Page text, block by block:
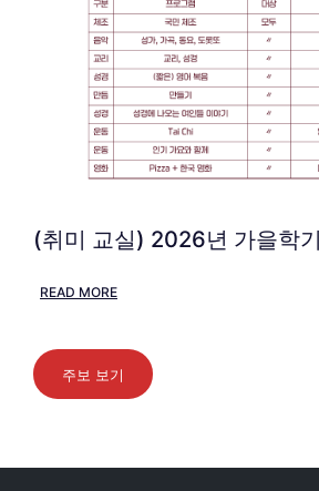
(취미 교실) 2026년 가을학
READ MORE
주보 보기